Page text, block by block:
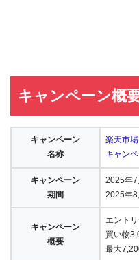
キャンペーン概
キャンペーン
名称
楽天市
キャン
キャンペーン
期間
2025年7
2025年
キャンペーン
概要
エント
買い物
最大